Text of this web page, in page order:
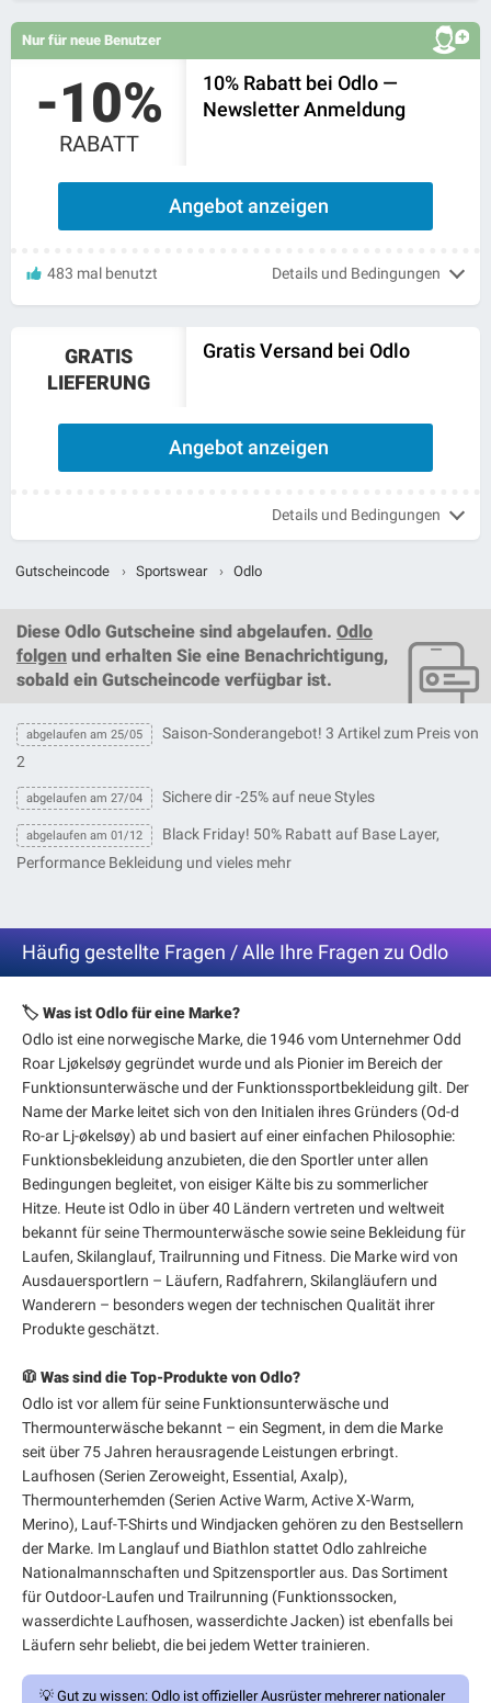
Nur für neue Benutzer
-10%
RABATT
10% Rabatt bei Odlo —
Newsletter Anmeldung
Angebot anzeigen
483 mal benutzt Details und Bedingungen
GRATIS
LIEFERUNG
Gratis Versand bei Odlo
Angebot anzeigen
Details und Bedingungen
Gutscheincode › Sportswear › Odlo
Diese Odlo Gutscheine sind abgelaufen. Odlo
folgen und erhalten Sie eine Benachrichtigung,
sobald ein Gutscheincode verfügbar ist.
abgelaufen am 25/05
Saison-Sonderangebot! 3 Artikel zum Preis von
2
abgelaufen am 27/04 Sichere dir -25% auf neue Styles
abgelaufen am 01/12
Black Friday! 50% Rabatt auf Base Layer,
Performance Bekleidung und vieles mehr
Häufig gestellte Fragen / Alle Ihre Fragen zu Odlo
🏷️ Was ist Odlo für eine Marke?
Odlo ist eine norwegische Marke, die 1946 vom Unternehmer Odd
Roar Ljøkelsøy gegründet wurde und als Pionier im Bereich der
Funktionsunterwäsche und der Funktionssportbekleidung gilt. Der
Name der Marke leitet sich von den Initialen ihres Gründers (Od-d
Ro-ar Lj-økelsøy) ab und basiert auf einer einfachen Philosophie:
Funktionsbekleidung anzubieten, die den Sportler unter allen
Bedingungen begleitet, von eisiger Kälte bis zu sommerlicher
Hitze. Heute ist Odlo in über 40 Ländern vertreten und weltweit
bekannt für seine Thermounterwäsche sowie seine Bekleidung für
Laufen, Skilanglauf, Trailrunning und Fitness. Die Marke wird von
Ausdauersportlern – Läufern, Radfahrern, Skilangläufern und
Wanderern – besonders wegen der technischen Qualität ihrer
Produkte geschätzt.
🧥 Was sind die Top-Produkte von Odlo?
Odlo ist vor allem für seine Funktionsunterwäsche und
Thermounterwäsche bekannt – ein Segment, in dem die Marke
seit über 75 Jahren herausragende Leistungen erbringt.
Laufhosen (Serien Zeroweight, Essential, Axalp),
Thermounterhemden (Serien Active Warm, Active X-Warm,
Merino), Lauf-T-Shirts und Windjacken gehören zu den Bestsellern
der Marke. Im Langlauf und Biathlon stattet Odlo zahlreiche
Nationalmannschaften und Spitzensportler aus. Das Sortiment
für Outdoor-Laufen und Trailrunning (Funktionssocken,
wasserdichte Laufhosen, wasserdichte Jacken) ist ebenfalls bei
Läufern sehr beliebt, die bei jedem Wetter trainieren.
💡 Gut zu wissen: Odlo ist offizieller Ausrüster mehrerer nationaler